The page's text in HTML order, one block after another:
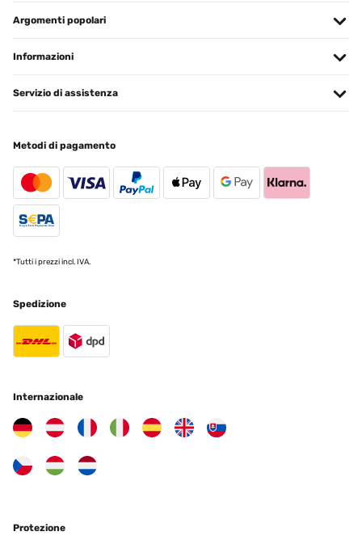
Argomenti popolari
Informazioni
Servizio di assistenza
Metodi di pagamento
*Tutti i prezzi incl. IVA.
Spedizione
Internazionale
Protezione